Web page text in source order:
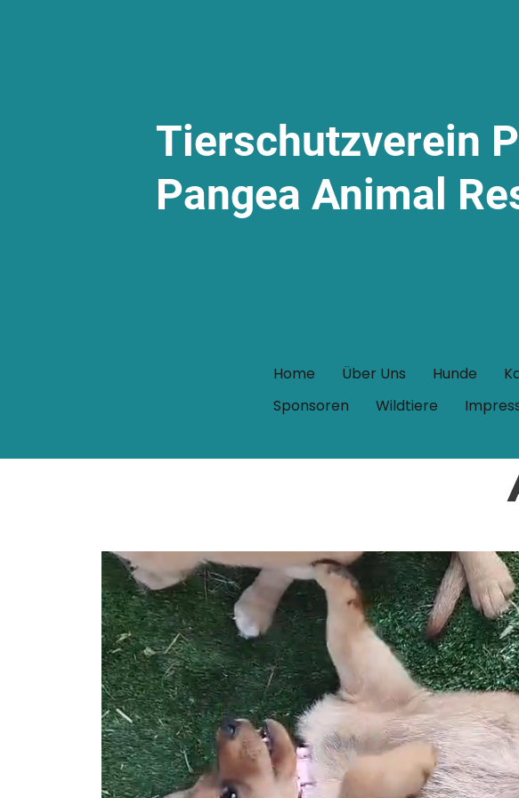
Tierschutzverein
Pangea Animal
Home Über Uns Hunde
Sponsoren
Wildtiere